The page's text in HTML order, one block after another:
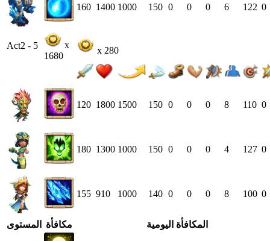
160 1400 1000 150 0 0 0 6 122 0
Act2 - 5
x
1680
x 280
120 1800 1500 150 0 0 0 8 110 0
180 1300 1000 150 0 0 0 4 127 0
155 910 1000 140 0 0 0 8 100 0
المستوى مكافأة المكافأة اليومية